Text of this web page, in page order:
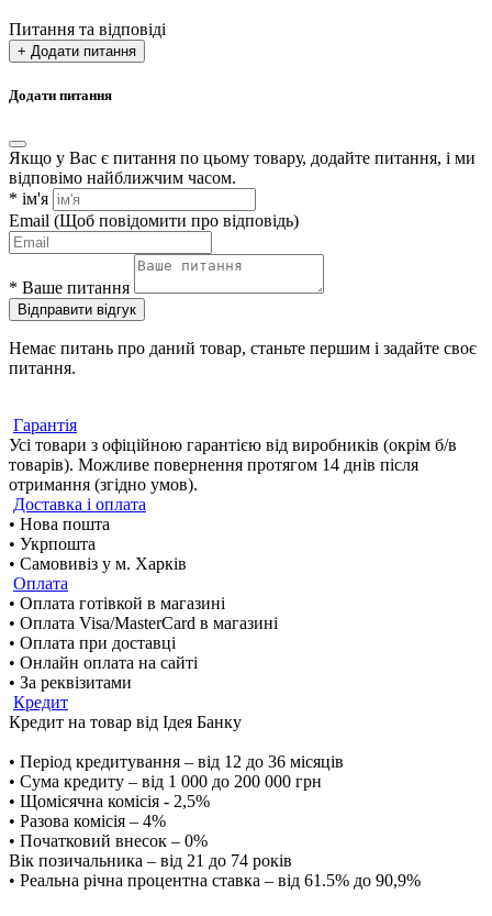
Питання та відповіді
+ Додати питання
Додати питання
Якщо у Вас є питання по цьому товару, додайте питання, і ми
відповімо найближчим часом.
* ім'я
Email (Щоб повідомити про відповідь)
* Ваше питання
Відправити відгук
Немає питань про даний товар, станьте першим і задайте своє
питання.
Гарантія
Усі товари з офіційною гарантією від виробників (окрім б/в
товарів). Можливе повернення протягом 14 днів після
отримання (згідно умов).
Доставка і оплата
• Нова пошта
• Укрпошта
• Самовивіз у м. Харків
Оплата
• Оплата готівкой в магазині
• Оплата Visa/MasterCard в магазині
• Оплата при доставці
• Онлайн оплата на сайті
• За реквізитами
Кредит
Кредит на товар від Ідея Банку
• Період кредитування – від 12 до 36 місяців
• Сума кредиту – від 1 000 до 200 000 грн
• Щомісячна комісія - 2,5%
• Разова комісія – 4%
• Початковий внесок – 0%
Вік позичальника – від 21 до 74 років
• Реальна річна процентна ставка – від 61.5% до 90,9%